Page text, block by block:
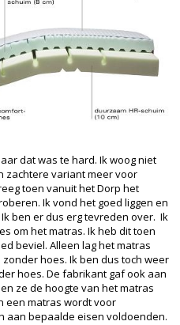
dat was te hard. Ik woog niet
zachtere variant meer voor
toen vanuit het Dorp het
Ik vond het goed liggen en
ben er dus erg tevreden over. Ik
om het matras. Ik heb dit toen
beviel. Alleen lag het matras
hoes. Ik ben dus toch weer
hoes. De fabrikant gaf ook aan
ze de hoogte van het matras
een matras wordt voor
aan bepaalde eisen voldoenden.